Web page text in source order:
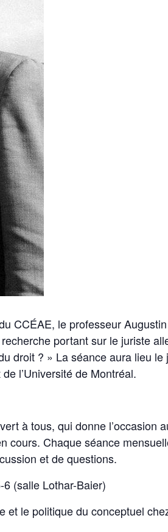
CCÉAE, le professeur
portant sur le juriste
droit ? » La séance aura lieu
l’Université de Montréal.
à tous, qui donne l’occasion
Chaque séance
et de questions.
(salle Lothar-Baier)
le politique du conceptuel